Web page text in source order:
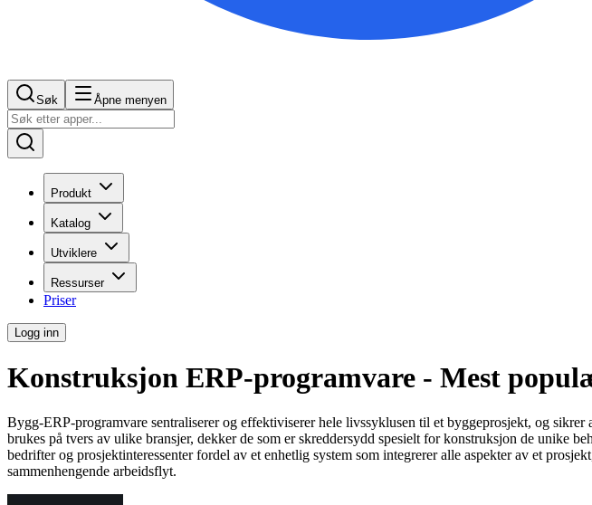
Søk Åpne menyen
Produkt
Katalog
Utviklere
Ressurser
Priser
Logg inn
Konstruksjon ERP-programvare - Mest
Bygg-ERP-programvare sentraliserer og effektiviserer hele livssyklusen til et byggeprosjekt, og
brukes på tvers av ulike bransjer, dekker de som er skreddersydd spesielt for konstruksjon de unike
bedrifter og prosjektinteressenter fordel av et enhetlig system som integrerer alle aspekter av et
sammenhengende arbeidsflyt.